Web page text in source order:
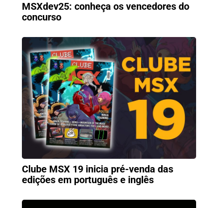
MSXdev25: conheça os vencedores do
concurso
Clube MSX 19 inicia pré-venda das
edições em português e inglês